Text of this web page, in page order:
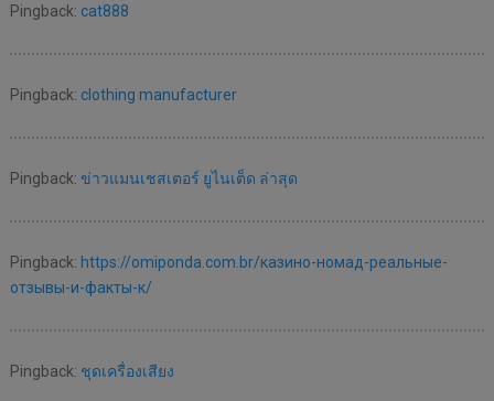
Pingback: cat888
Pingback: clothing manufacturer
Pingback: ข่าวแมนเชสเตอร์ ยูไนเต็ด ล่าสุด
Pingback: https://omiponda.com.br/казино-номад-реальные-
отзывы-и-факты-к/
Pingback: ชุดเครื่องเสียง